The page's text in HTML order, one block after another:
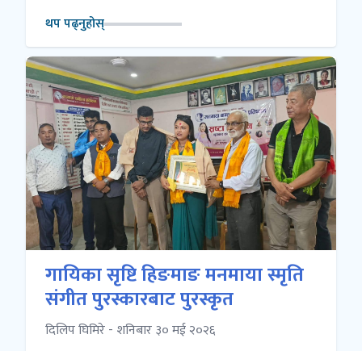
थप पढ्नुहोस्
गायिका सृष्टि हिङमाङ मनमाया स्मृति
संगीत पुरस्कारबाट पुरस्कृत
दिलिप घिमिरे - शनिबार ३० मई २०२६